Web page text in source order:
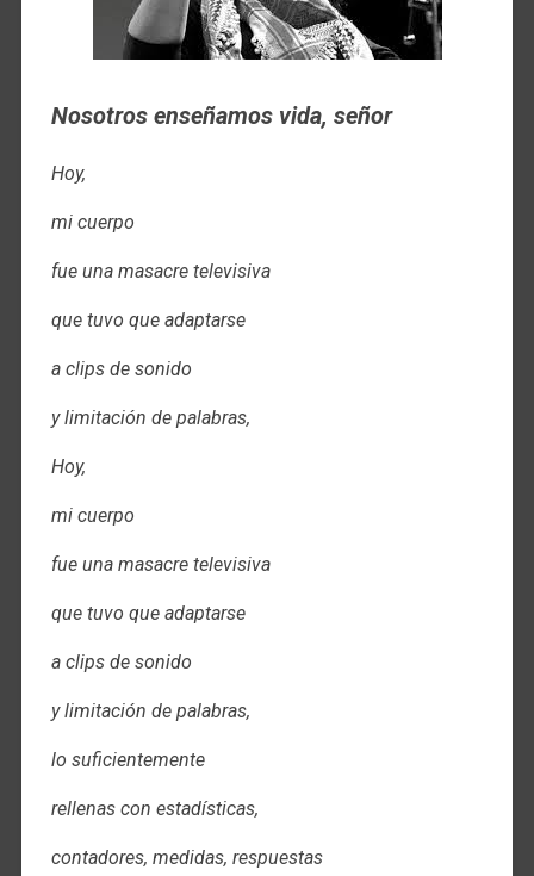
Nosotros enseñamos vida, señor
Hoy,
mi cuerpo
fue una masacre televisiva
que tuvo que adaptarse
a clips de sonido
y limitación de palabras,
Hoy,
mi cuerpo
fue una masacre televisiva
que tuvo que adaptarse
a clips de sonido
y limitación de palabras,
lo suficientemente
rellenas con estadísticas,
contadores, medidas, respuestas